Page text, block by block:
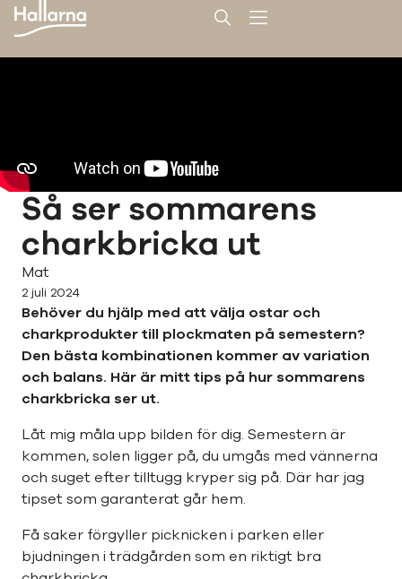
Så ser sommarens
charkbricka ut
Mat
2 juli 2024
Behöver du hjälp med att välja ostar och
charkprodukter till plockmaten på semestern?
Den bästa kombinationen kommer av variation
och balans. Här är mitt tips på hur sommarens
charkbricka ser ut.
Låt mig måla upp bilden för dig. Semestern är
kommen, solen ligger på, du umgås med vännerna
och suget efter tilltugg kryper sig på. Där har jag
tipset som garanterat går hem.
Få saker förgyller picknicken i parken eller
bjudningen i trädgården som en riktigt bra